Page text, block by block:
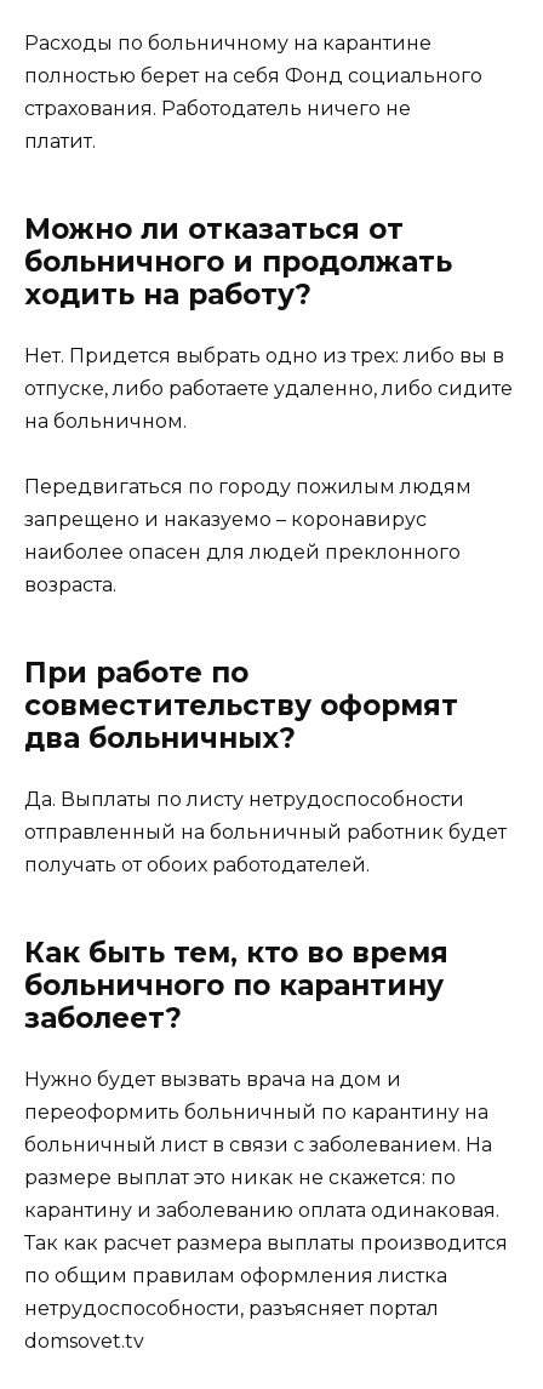
Расходы по больничному на карантине
полностью берет на себя Фонд социального
страхования. Работодатель ничего не
платит.
Можно ли отказаться от
больничного и продолжать
ходить на работу?
Нет. Придется выбрать одно из трех: либо вы в
отпуске, либо работаете удаленно, либо сидите
на больничном.
Передвигаться по городу пожилым людям
запрещено и наказуемо – коронавирус
наиболее опасен для людей преклонного
возраста.
При работе по
совместительству оформят
два больничных?
Да. Выплаты по листу нетрудоспособности
отправленный на больничный работник будет
получать от обоих работодателей.
Как быть тем, кто во время
больничного по карантину
заболеет?
Нужно будет вызвать врача на дом и
переоформить больничный по карантину на
больничный лист в связи с заболеванием. На
размере выплат это никак не скажется: по
карантину и заболеванию оплата одинаковая.
Так как расчет размера выплаты производится
по общим правилам оформления листка
нетрудоспособности, разъясняет портал
domsovet.tv